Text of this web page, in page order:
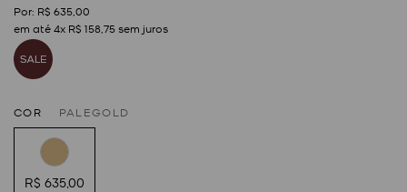
R$ 63500
em até4x R$ 15875sem juros
COR PALEGOLD
R$ 635,00